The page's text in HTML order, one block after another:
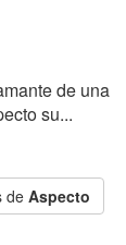
de una
su...
de Aspecto